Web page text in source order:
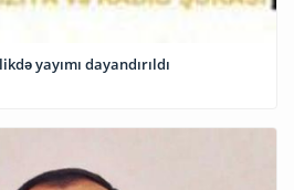
yayımı dayandırıldı